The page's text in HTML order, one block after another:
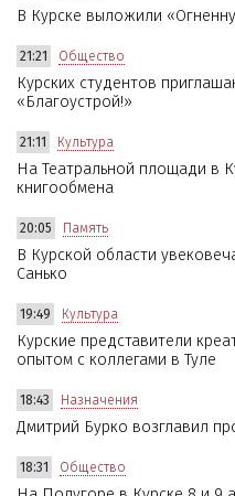
В Курске выложили
21:21 Общество
Курских студентов
«Благоустрой!»
21:11 Культура
На Театральной площади в
книгообмена
20:05 Память
В Курской области
Санько
19:49 Культура
Курские представители
опытом с коллегами в Туле
18:43 Назначения
Дмитрий Бурко возглавил
18:31 Общество